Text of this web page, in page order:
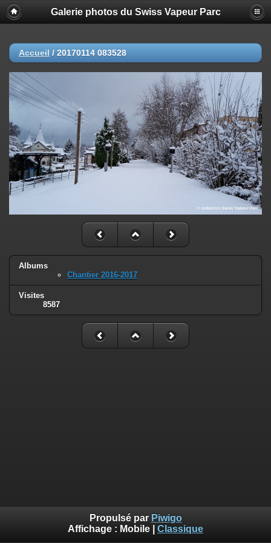
Galerie photos du Swiss Vapeur Parc
Accueil / 20170114 083528
Albums
Chantier 2016-2017
Visites
8587
Propulsé par Piwigo
Affichage : Mobile Classique